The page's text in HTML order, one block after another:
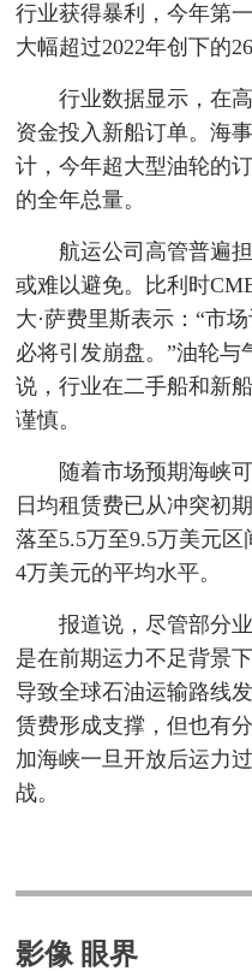
行业获得暴利，今年第
大幅超过2022年创下的
行业数据显示，在
资金投入新船订单。海
计，今年超大型油轮的
的全年总量。
航运公司高管普遍
或难以避免。比利时
大·萨费里斯表示：“市
必将引发崩盘。”油轮与
说，行业在二手船和新
谨慎。
随着市场预期海峡
日均租赁费已从冲突初
落至5.5万至9.5万美元
4万美元的平均水平。
报道说，尽管部分
是在前期运力不足背景
导致全球石油运输路线
赁费形成支撑，但也有
加海峡一旦开放后运力
战。
影像 眼界